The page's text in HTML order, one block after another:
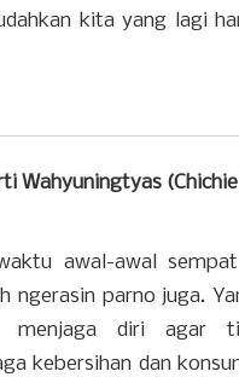
kita yang lagi
Wahyuningtyas
awal-awal
ngerasin parno juga.
menjaga diri agar
kebersihan dan